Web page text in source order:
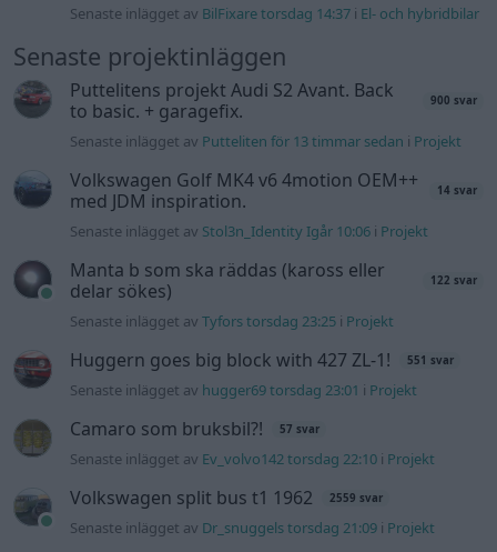
Senaste inlägget av BilFixare torsdag 14:37 i El- och hybridbilar
Senaste projektinläggen
Puttelitens projekt Audi S2 Avant. Back
to basic. + garagefix.
900 svar
Senaste inlägget av Putteliten för 13 timmar sedan i Projekt
Volkswagen Golf MK4 v6 4motion OEM++
med JDM inspiration.
14 svar
Senaste inlägget av Stol3n_Identity Igår 10:06 i Projekt
Manta b som ska räddas (kaross eller
delar sökes)
122 svar
Senaste inlägget avTyfors torsdag 23:25 i Projekt
Huggern goes big block with 427 ZL-1! 551 svar
Senaste inlägget av hugger69 torsdag 23:01 i Projekt
Camaro som bruksbil?! 57 svar
Senaste inlägget av Ev_volvo142 torsdag 22:10 i Projekt
Volkswagen split bus t1 1962 2559 svar
Senaste inlägget av Dr_snuggels torsdag 21:09 i Projekt